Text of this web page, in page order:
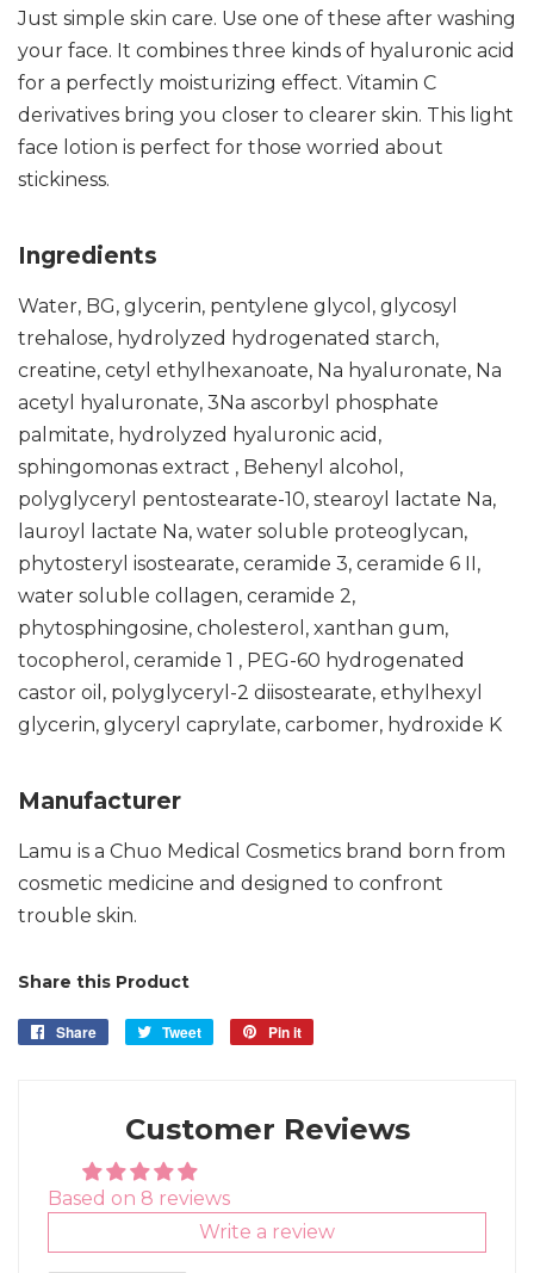
Just simple skin care. Use one of these after washing
your face. It combines three kinds of hyaluronic acid
for a perfectly moisturizing effect. Vitamin C
derivatives bring you closer to clearer skin. This light
face lotion is perfect for those worried about
stickiness.
Ingredients
Water, BG, glycerin, pentylene glycol, glycosyl
trehalose, hydrolyzed hydrogenated starch,
creatine, cetyl ethylhexanoate, Na hyaluronate, Na
acetyl hyaluronate, 3Na ascorbyl phosphate
palmitate, hydrolyzed hyaluronic acid,
sphingomonas extract , Behenyl alcohol,
polyglyceryl pentostearate-10, stearoyl lactate Na,
lauroyl lactate Na, water soluble proteoglycan,
phytosteryl isostearate, ceramide 3, ceramide 6 II,
water soluble collagen, ceramide 2,
phytosphingosine, cholesterol, xanthan gum,
tocopherol, ceramide 1 , PEG-60 hydrogenated
castor oil, polyglyceryl-2 diisostearate, ethylhexyl
glycerin, glyceryl caprylate, carbomer, hydroxide K
Manufacturer
Lamu is a Chuo Medical Cosmetics brand born from
cosmetic medicine and designed to confront
trouble skin.
Share this Product
Share
Share
Tweet
Tweet
Pin it
Customer Reviews
Based on 8 reviews
Write a review